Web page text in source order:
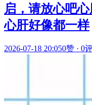
启，请放心吧
心肝好像都一样
2026-07-18 20:050赞 · 0